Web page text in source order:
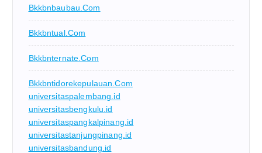
Bkkbnbaubau.com
Bkkbntual.com
Bkkbnternate.com
Bkkbntidorekepulauan.com
universitaspalembang.id
universitasbengkulu.id
universitaspangkalpinang.id
universitastanjungpinang.id
universitasbandung.id